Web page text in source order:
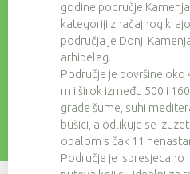
godine područje
kategoriji značajnog
područja je Donji
arhipelag.
Područje je površine oko
m i širok između 500 i
grade šume, suhi
bušici, a odlikuje se
obalom s čak 11
Područje je ispresjecano